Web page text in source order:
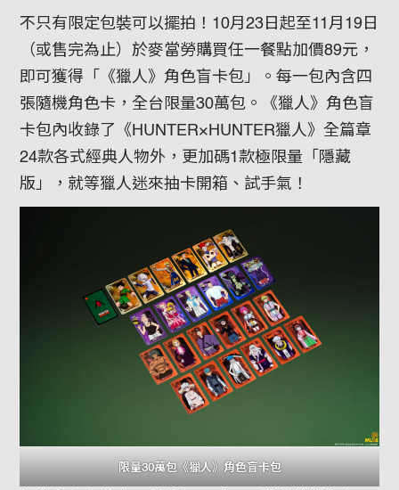
不只有限定包裝可以擺拍！10月23日起至11月19日
（或售完為止）於麥當勞購買任一餐點加價89元，
即可獲得「《獵人》角色盲卡包」。每一包內含四
張隨機角色卡，全台限量30萬包。《獵人》角色盲
卡包內收錄了《HUNTER×HUNTER獵人》全篇章
24款各式經典人物外，更加碼1款極限量「隱藏
版」，就等獵人迷來抽卡開箱、試手氣！
限量30萬包《獵人》角色盲卡包